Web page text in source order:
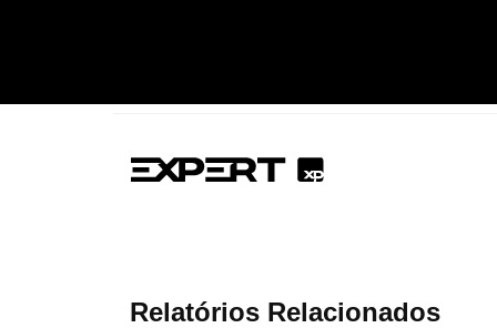
Relatórios Relacionados